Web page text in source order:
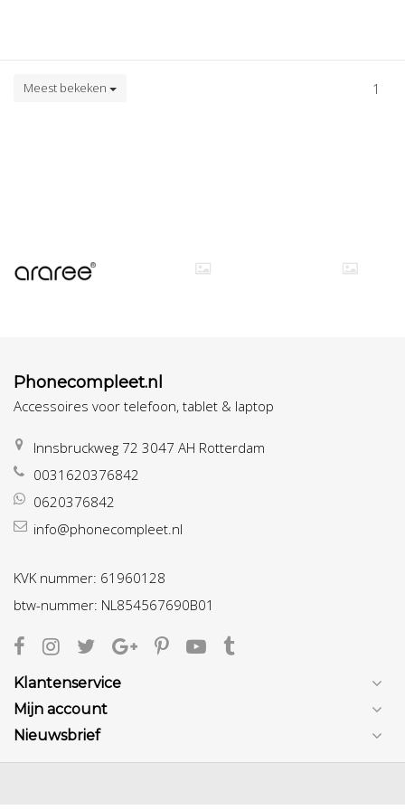
Meest bekeken 1
Phonecompleet.nl
Accessoires voor telefoon, tablet & laptop
Innsbruckweg 72 3047 AH Rotterdam
0031620376842
0620376842
info@phonecompleet.nl
KVK nummer: 61960128
btw-nummer: NL854567690B01
Klantenservice
Mijn account
Nieuwsbrief